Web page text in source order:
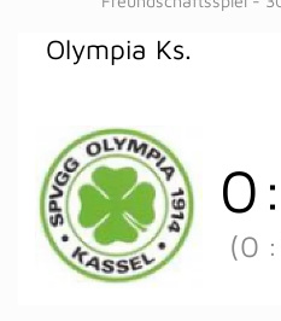
Olympia Ks.
0 :
(0 :